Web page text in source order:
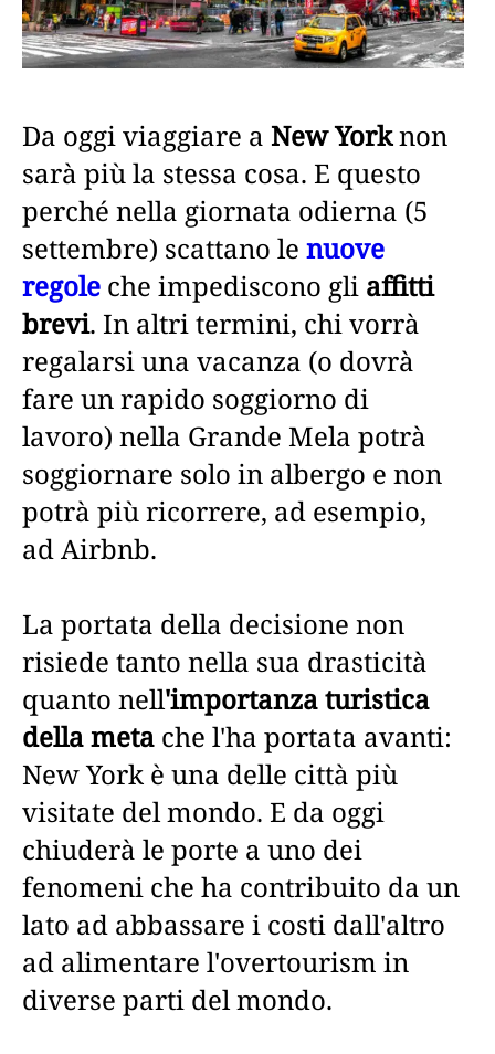
Da oggi viaggiare a New Yorknon
sarà più la stessa cosa. E questo
perché nella giornata odierna (5
settembre) scattano le nuove
regole che impediscono gli affitti
brevi. In altri termini, chi vorrà
regalarsi una vacanza (o dovrà
fare un rapido soggiorno di
lavoro) nella Grande Mela potrà
soggiornare solo in albergo e non
potrà più ricorrere, ad esempio,
ad Airbnb.
La portata della decisione non
risiede tanto nella sua drasticità
quanto nell'importanza turistica
della meta che l'ha portata avanti:
New York è una delle città più
visitate del mondo. E da oggi
chiuderà le porte a uno dei
fenomeni che ha contribuito da un
lato ad abbassare i costi dall'altro
ad alimentare l'overtourism in
diverse parti del mondo.